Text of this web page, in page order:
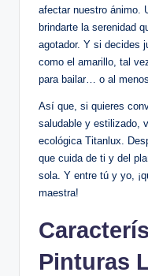
afectar nuestro ánimo.
brindarte la serenidad
agotador. Y si decides
como el amarillo, tal
para bailar… o al
Así que, si quieres
saludable y estilizado,
ecológica Titanlux.
que cuida de ti y del
sola. Y entre tú y yo,
maestra!
Pinturas